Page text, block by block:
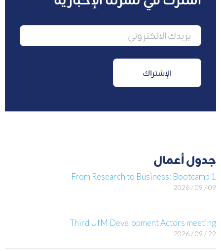
جدول أعمال
From Research to Business: Bootcamp 1
09 / 09 / 2026
Third UfM Development Actors meeting
22 / 09 / 2026